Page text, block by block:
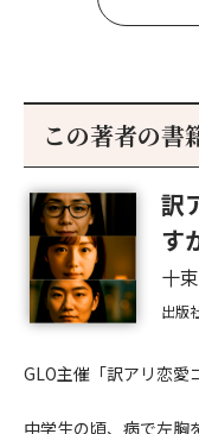
この著者の書
訳
す
十
出版
GLO主催「訳アリ恋愛
中学生の頃、病で左胸